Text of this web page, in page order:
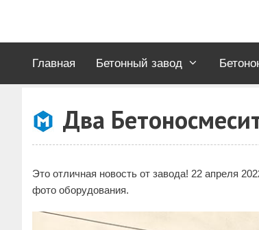
Главная Бетонный завод
Два
Это отличная новость от завода! 22 апреля
фото оборудования.